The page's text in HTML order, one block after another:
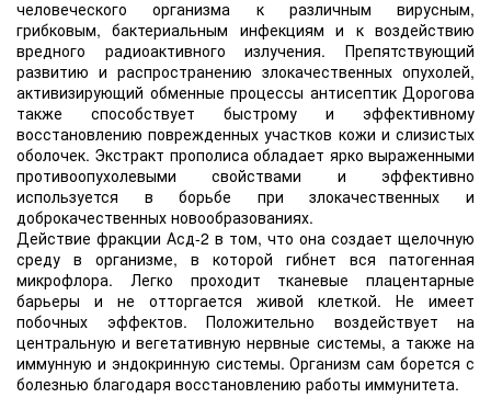
человеческого организма к различным вирусным,
грибковым, бактериальным инфекциям и к воздействию
вредного радиоактивного излучения. Препятствующий
развитию и распространению злокачественных опухолей,
активизирующий обменные процессы антисептик Дорогова
также способствует быстрому и эффективному
восстановлению поврежденных участков кожи и слизистых
оболочек. Экстракт прополиса обладает ярко выраженными
противоопухолевыми свойствами и эффективно
используется в борьбе при злокачественных и
доброкачественных новообразованиях.
Действие фракции Асд-2 в том, что она создает щелочную
среду в организме, в которой гибнет вся патогенная
микрофлора. Легко проходит тканевые плацентарные
барьеры и не отторгается живой клеткой. Не имеет
побочных эффектов. Положительно воздействует на
центральную и вегетативную нервные системы, а также на
иммунную и эндокринную системы. Организм сам борется с
болезнью благодаря восстановлению работы иммунитета.